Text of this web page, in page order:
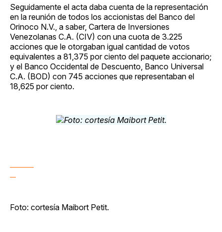
Seguidamente el acta daba cuenta de la representación
en la reunión de todos los accionistas del Banco del
Orinoco N.V., a saber, Cartera de Inversiones
Venezolanas C.A. (CIV) con una cuota de 3.225
acciones que le otorgaban igual cantidad de votos
equivalentes a 81,375 por ciento del paquete accionario;
y el Banco Occidental de Descuento, Banco Universal
C.A. (BOD) con 745 acciones que representaban el
18,625 por ciento.
Foto: cortesía Maibort Petit.